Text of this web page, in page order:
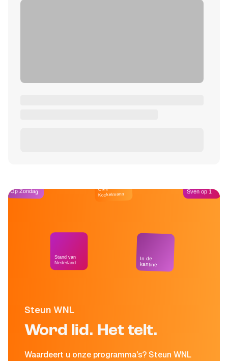
Steun WNL
Word lid. Het telt.
Waardeert u onze programma's? Steun WNL
Op Zondag
Stand van
Nederland
Café
Kockelmann
In de
kantine
Sven op 1